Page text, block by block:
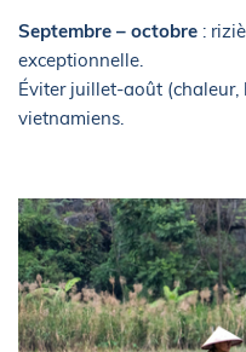
Septembre – octobre :
exceptionnelle.
Éviter juillet-août
vietnamiens.